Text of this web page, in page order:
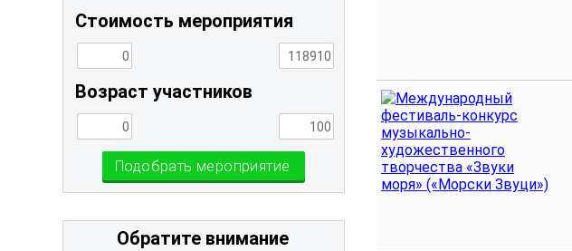
Стоимость мероприятия
Возраст участников
Подобрать мероприятие
Обратите внимание